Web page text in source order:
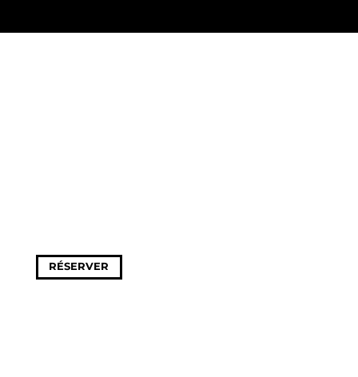
RÉSERVER